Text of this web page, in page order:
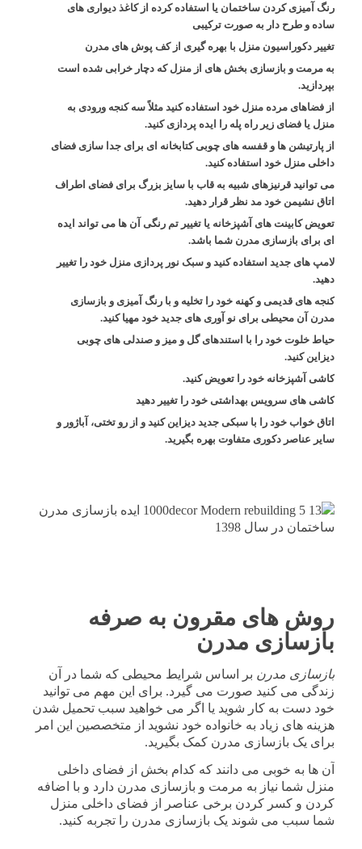
رنگ آمیزی کردن ساختمان یا استفاده کرده از کاغذ دیواری های
ساده و طرح دار به صورت ترکیبی
تغییر دکوراسیون منزل با بهره گیری از کف پوش های مدرن
به مرمت و بازسازی بخش های از منزل که دچار خرابی شده است
بپردازید.
از فضاهای مرده منزل خود استفاده کنید مثلاً سه کنجه ورودی به
منزل یا فضای زیر راه پله را ایده پردازی کنید.
از پارتیشن ها و قفسه های چوبی کتابخانه ای برای جدا سازی فضای
داخلی منزل خود استفاده کنید.
می توانید قرنیزهای شبیه به قاب با سایز بزرگ برای فضای اطراف
اتاق نشیمن خود مد نظر قرار دهید.
تعویض کابینت های آشپزخانه یا تغییر تم رنگی آن ها می تواند ایده
ای برای بازسازی مدرن شما باشد.
لامپ های جدید استفاده کنید و سبک نور پردازی منزل خود را تغییر
دهید.
کنجه های قدیمی و کهنه خود را تخلیه و با رنگ آمیزی و بازسازی
مدرن آن محیطی برای نو آوری های جدید خود مهیا کنید.
حیاط خلوت خود را با استندهای گل و میز و صندلی های چوبی
دیزاین کنید.
کاشی آشپزخانه خود را تعویض کنید.
کاشی های سرویس بهداشتی خود را تغییر دهید
اتاق خواب خود را با سبکی جدید دیزاین کنید و از رو تختی، آباژور و
سایر عناصر دکوری متفاوت بهره بگیرید.
روش های مقرون به صرفه
بازسازی مدرن
بازسازی مدرن بر اساس شرایط محیطی که شما در آن
زندگی می کنید صورت می گیرد. برای این مهم می توانید
خود دست به کار شوید یا اگر می خواهید سبب تحمیل شدن
هزینه های زیاد به خانواده خود نشوید از متخصصین این امر
برای یک بازسازی مدرن کمک بگیرید.
آن ها به خوبی می دانند که کدام بخش از فضای داخلی
منزل شما نیاز به مرمت و بازسازی مدرن دارد و با اضافه
کردن و کسر کردن برخی عناصر از فضای داخلی منزل
شما سبب می شوند یک بازسازی مدرن را تجربه کنید.